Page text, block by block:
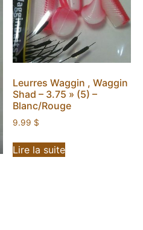
Leurres Waggin , Waggin
Shad – 3.75 » (5) –
Blanc/Rouge
9.99 $
Lire la suite